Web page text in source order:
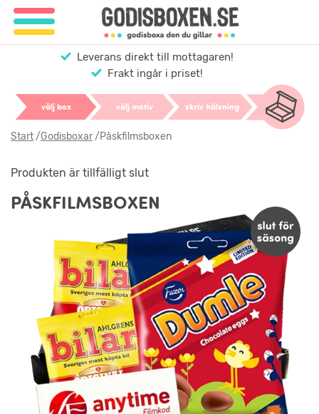
Leverans direkt till mottagaren!
Frakt ingår i priset!
välj box välj motiv skriv hälsning
Start/Godisboxar/Påskfilmsboxen
PÅSKFILMSBOXEN
Produkten är tillfälligt slut